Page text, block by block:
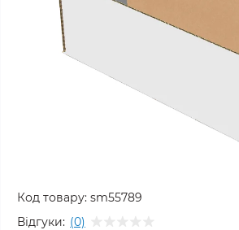
Код товару: sm55789
Відгуки: (0)